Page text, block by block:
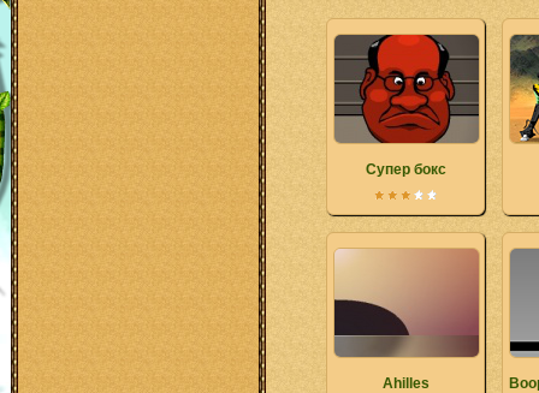
Супер бокс
Ahilles